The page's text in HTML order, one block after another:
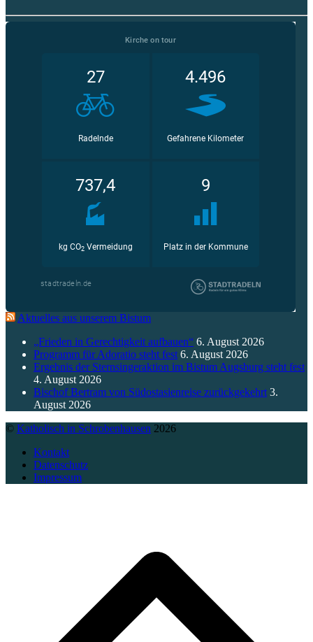
Aktuelles aus unserem Bistum
„Frieden in Gerechtigkeit aufbauen“ 6. August 2026
Programm für Adoratio steht fest 6. August 2026
Ergebnis der Sternsingeraktion im Bistum Augsburg steht fest
4. August 2026
Bischof Bertram von Südostasienreise zurückgekehrt 3.
August 2026
© Katholisch in Schrobenhausen 2026
Kontakt
Datenschutz
Impressum